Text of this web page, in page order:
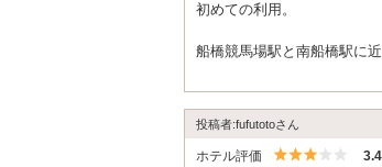
初めての利用。
船橋競馬場駅と南船橋駅に
ららぽーとやIKEAが近く
ただし入る時に商業施設が
道路の前にあるので少し恥
入るとドリンクバーとシャ
投稿者:fufutotoさん
ホテル評価 5つ